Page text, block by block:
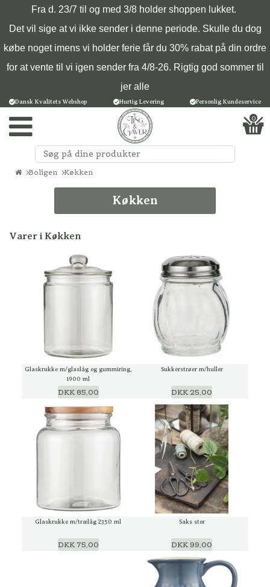
Fra d. 23/7 til og med 3/8 holder shoppen lukket.
Det vil sige at vi ikke sender i denne periode. Skulle du dog
købe noget imens vi holder ferie får du 30% rabat på din ordre
for at vente til vi igen sender fra 4/8-26. Rigtig god sommer til
jer alle
Dansk Kvalitets Webshop Hurtig Levering Personlig Kundeservice
0
Boligen Køkken
Køkken
Varer i Køkken
Glaskrukke m/glaslåg og gummiring,
1900 ml
DKK 85,00
Sukkerstrøer m/huller
DKK 25,00
Glaskrukke m/trælåg 2350 ml
DKK 75,00
Saks stor
DKK 99,00